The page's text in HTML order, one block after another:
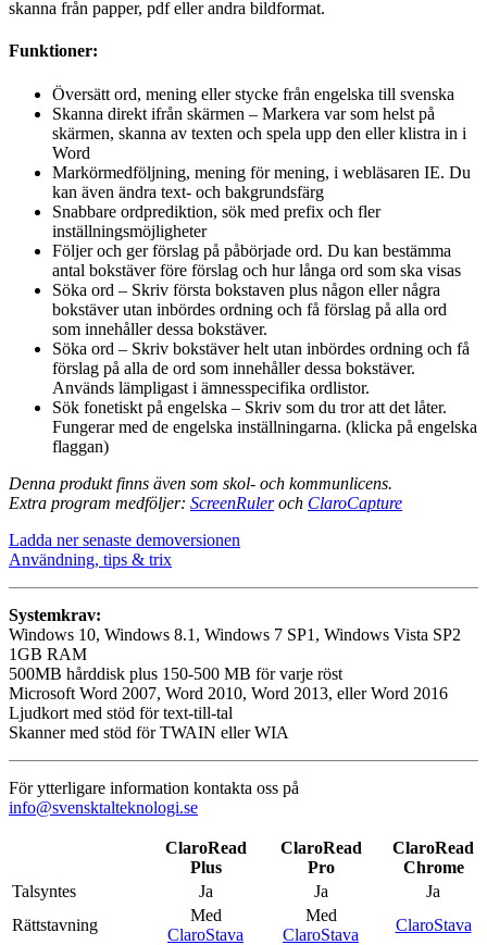
skanna från papper, pdf eller andra bildformat.
Funktioner:
Översätt ord, mening eller stycke från engelska till svenska
Skanna direkt ifrån skärmen – Markera var som helst på
skärmen, skanna av texten och spela upp den eller klistra in i
Word
Markörmedföljning, mening för mening, i webläsaren IE. Du
kan även ändra text- och bakgrundsfärg
Snabbare ordprediktion, sök med prefix och fler
inställningsmöjligheter
Följer och ger förslag på påbörjade ord. Du kan bestämma
antal bokstäver före förslag och hur långa ord som ska visas
Söka ord – Skriv första bokstaven plus någon eller några
bokstäver utan inbördes ordning och få förslag på alla ord
som innehåller dessa bokstäver.
Söka ord – Skriv bokstäver helt utan inbördes ordning och få
förslag på alla de ord som innehåller dessa bokstäver.
Används lämpligast i ämnesspecifika ordlistor.
Sök fonetiskt på engelska – Skriv som du tror att det låter.
Fungerar med de engelska inställningarna. (klicka på engelska
flaggan)
Denna produkt finns även som skol- och kommunlicens.
Extra program medföljer: ScreenRuleroch ClaroCapture
Ladda ner senaste demoversionen
Användning, tips & trix
Systemkrav:
Windows 10, Windows 8.1, Windows 7 SP1, Windows Vista SP2
1GB RAM
500MB hårddisk plus 150-500 MB för varje röst
Microsoft Word 2007, Word 2010, Word 2013, eller Word 2016
Ljudkort med stöd för text-till-tal
Skanner med stöd för TWAIN eller WIA
För ytterligare information kontakta oss på
info@svensktalteknologi.se
ClaroRead
Plus
ClaroRead
Pro
ClaroRead
Chrome
Talsyntes
Ja Ja
Ja
Rättstavning
Med
ClaroStava
Med
ClaroStava
ClaroStava